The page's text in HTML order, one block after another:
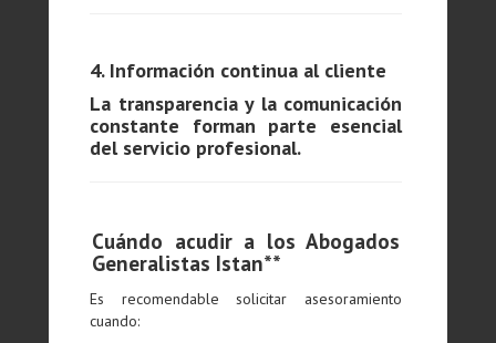
4. Información continua al cliente
La transparencia y la comunicación
constante forman parte esencial
del servicio profesional.
Cuándo acudir a los Abogados
Generalistas Istan**
Es recomendable solicitar asesoramiento
cuando: